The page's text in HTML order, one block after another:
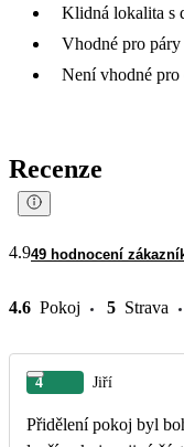
Klidná lokalita s
Vhodné pro páry
Není vhodné pro
Recenze
4.949 hodnocení
4.6 Pokoj 5 Strava
4 Jiří
Přidělení pokoj byl